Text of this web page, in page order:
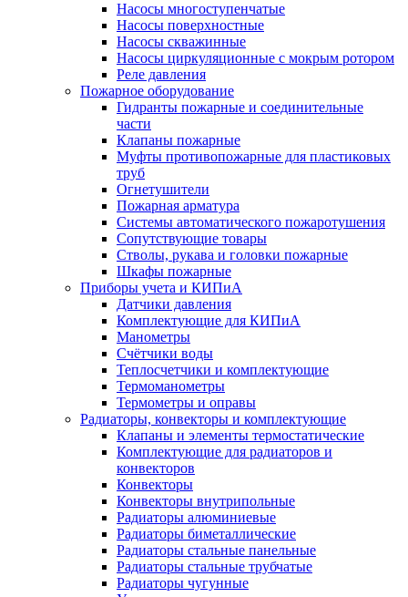
Насосы многоступенчатые
Насосы поверхностные
Насосы скважинные
Насосы циркуляционные с мокрым ротором
Реле давления
Пожарное оборудование
Гидранты пожарные и соединительные
части
Клапаны пожарные
Муфты противопожарные для пластиковых
труб
Огнетушители
Пожарная арматура
Системы автоматического пожаротушения
Сопутствующие товары
Стволы, рукава и головки пожарные
Шкафы пожарные
Приборы учета и КИПиА
Датчики давления
Комплектующие для КИПиА
Манометры
Счётчики воды
Теплосчетчики и комплектующие
Термоманометры
Термометры и оправы
Радиаторы, конвекторы и комплектующие
Клапаны и элементы термостатические
Комплектующие для радиаторов и
конвекторов
Конвекторы
Конвекторы внутрипольные
Радиаторы алюминиевые
Радиаторы биметаллические
Радиаторы стальные панельные
Радиаторы стальные трубчатые
Радиаторы чугунные